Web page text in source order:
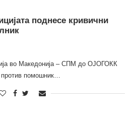
поднесе кривични
во Македонија – СПМ до ОЈОГОКК
против помошник…